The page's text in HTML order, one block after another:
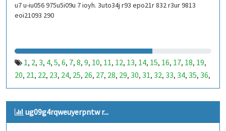
u7 u-iu056 975u5i09u 7 ioyh. 3uto34j r93 epo21r 832 r3ur 9813
eoi21093 290
1, 2, 3, 4, 5, 6, 7, 8, 9, 10, 11, 12, 13, 14, 15, 16, 17, 18, 19,
20, 21, 22, 23, 24, 25, 26, 27, 28, 29, 30, 31, 32, 33, 34, 35, 36,
37,38,39,40,41,42,43,44,45,46,47,48,49,50,51,52,53,
99,100,101,102,103,104,105,106,107,108,109,110,
111,112,113,114,115,116,
123,124,125,126,127,128,129,130,131,132,133,134,
ug09g4rqweuyerpntw r...